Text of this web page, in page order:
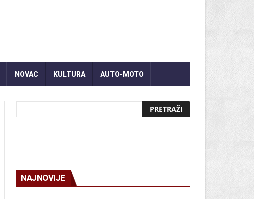
NOVAC KULTURA AUTO-MOTO
NAJNOVIJE